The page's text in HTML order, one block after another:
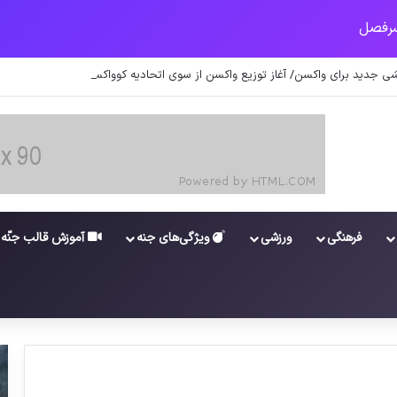
جدید برای واکسن/ آغاز توزیع واکسن از سوی اتحادیه کوواکس
فرهنگی ورزشی ویژگی‌های جنه آموزش قالب جنّه